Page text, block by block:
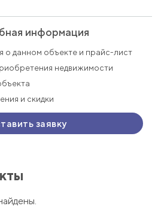
информация
о данном объекте и прайс-лист
недвижимости
и скидки
заявку